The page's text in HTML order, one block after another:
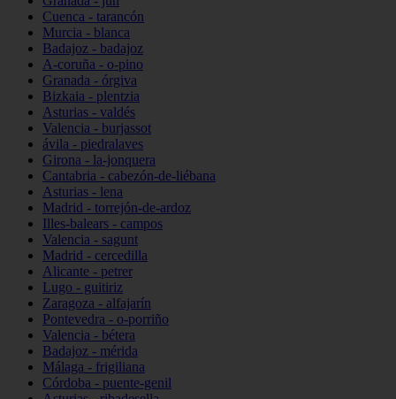
Cuenca - tarancón
Murcia - blanca
Badajoz - badajoz
A-coruña - o-pino
Granada - órgiva
Bizkaia - plentzia
Asturias - valdés
Valencia - burjassot
ávila - piedralaves
Girona - la-jonquera
Cantabria - cabezón-de-liébana
Asturias - lena
Madrid - torrejón-de-ardoz
Illes-balears - campos
Valencia - sagunt
Madrid - cercedilla
Alicante - petrer
Lugo - guitiriz
Zaragoza - alfajarín
Pontevedra - o-porriño
Valencia - bétera
Badajoz - mérida
Málaga - frigiliana
Córdoba - puente-genil